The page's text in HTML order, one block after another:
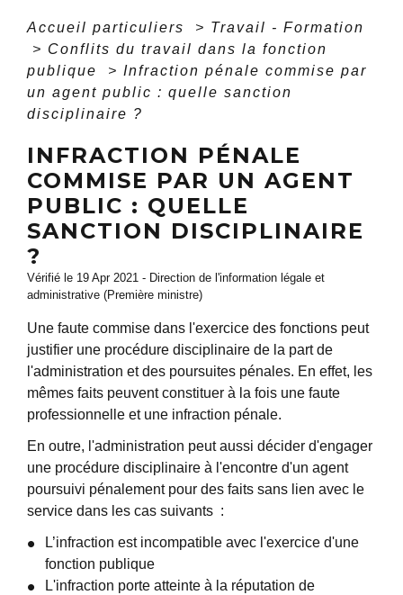
Accueil particuliers > Travail - Formation
> Conflits du travail dans la fonction
publique
> Infraction pénale commise par
un agent public : quelle sanction
disciplinaire ?
INFRACTION PÉNALE
COMMISE PAR UN AGENT
PUBLIC : QUELLE
SANCTION DISCIPLINAIRE
?
Vérifié le 19 Apr 2021 - Direction de l'information légale et
administrative (Première ministre)
Une faute commise dans l'exercice des fonctions peut
justifier une procédure disciplinaire de la part de
l'administration et des poursuites pénales. En effet, les
mêmes faits peuvent constituer à la fois une faute
professionnelle et une infraction pénale.
En outre, l'administration peut aussi décider d'engager
une procédure disciplinaire à l'encontre d'un agent
poursuivi pénalement pour des faits sans lien avec le
service dans les cas suivants :
L’infraction est incompatible avec l'exercice d'une
fonction publique
L'infraction porte atteinte à la réputation de